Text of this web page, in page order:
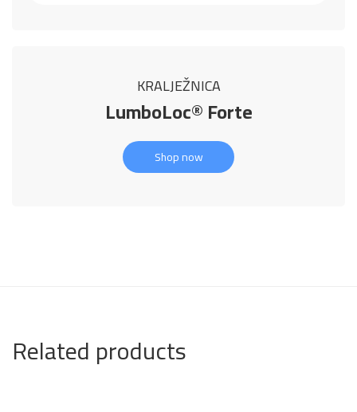
KRALJEŽNICA
LumboLoc® Forte
Shop now
Related products